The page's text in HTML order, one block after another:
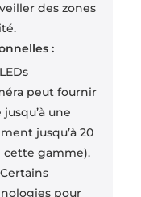
des zones
:
peut fournir
une
jusqu’à 20
cette gamme).
pour